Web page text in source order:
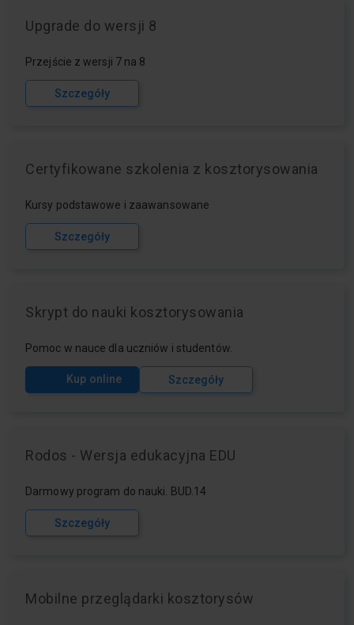
Upgrade do wersji 8
Przejście z wersji 7 na 8
Szczegóły
Certyfikowane szkolenia z kosztorysowania
Kursy podstawowe i zaawansowane
Szczegóły
Skrypt do nauki kosztorysowania
Pomoc w nauce dla uczniów i studentów.
Kup online Szczegóły
Rodos - Wersja edukacyjna EDU
Darmowy program do nauki. BUD.14
Szczegóły
Mobilne przeglądarki kosztorysów